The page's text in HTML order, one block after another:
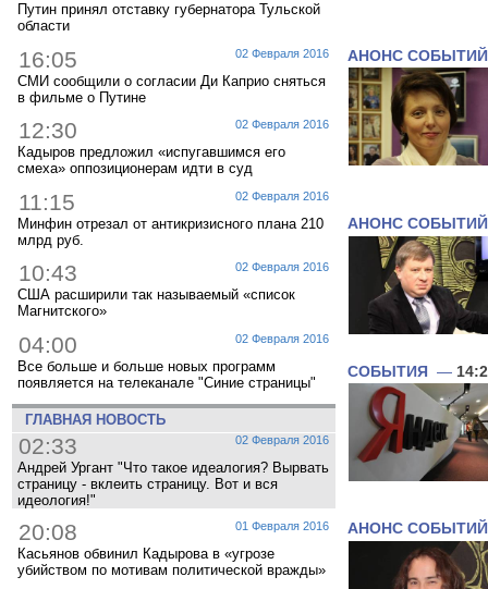
Путин принял отставку губернатора Тульской
области
02 Февраля 2016
16:05
СМИ сообщили о согласии Ди Каприо сняться
в фильме о Путине
02 Февраля 2016
12:30
Кадыров предложил «испугавшимся его
смеха» оппозиционерам идти в суд
02 Февраля 2016
11:15
Минфин отрезал от антикризисного плана 210
млрд руб.
02 Февраля 2016
10:43
США расширили так называемый «список
Магнитского»
02 Февраля 2016
04:00
Все больше и больше новых программ
появляется на телеканале "Синие страницы"
ГЛАВНАЯ НОВОСТЬ
02 Февраля 2016
02:33
Андрей Ургант "Что такое идеалогия? Вырвать
страницу - вклеить страницу. Вот и вся
идеология!"
01 Февраля 2016
20:08
Касьянов обвинил Кадырова в «угрозе
убийством по мотивам политической вражды»
АНОНС СОБЫТИЙ
АНОНС СОБЫТИЙ
СОБЫТИЯ —
АНОНС СОБЫТИЙ